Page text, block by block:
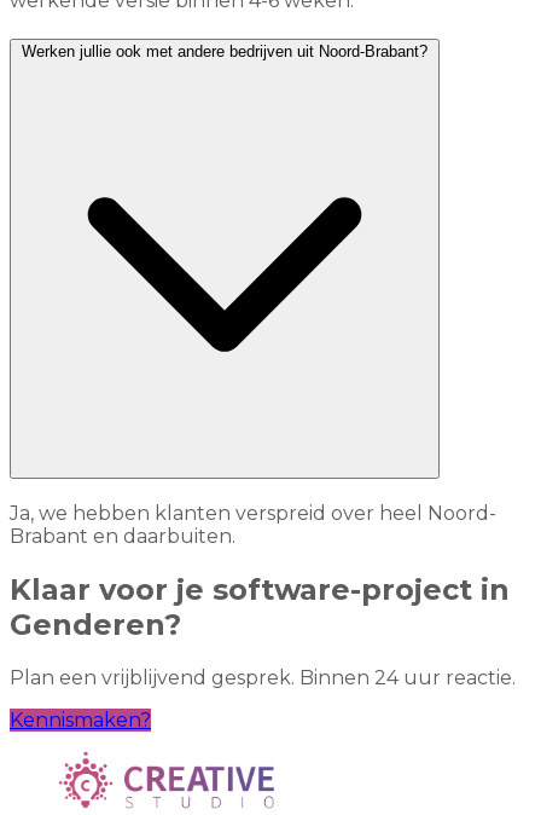
Werken jullie ook met andere bedrijven uit Noord-Brabant?
Ja, we hebben klanten verspreid over heel Noord-
Brabant en daarbuiten.
Klaar voor je software-project in
Genderen?
Plan een vrijblijvend gesprek. Binnen 24 uur reactie.
Kennismaken?